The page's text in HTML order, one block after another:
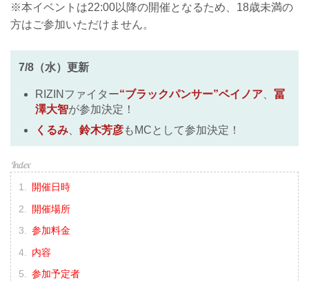
※本イベントは22:00以降の開催となるため、18歳未満の
方はご参加いただけません。
7/8（水）更新
RIZINファイター“ブラックパンサー”ベイノア
冨
澤大智が参加決定！
くるみ
鈴木芳彦もMCとして参加決定！
開催日時
開催場所
参加料金
内容
参加予定者